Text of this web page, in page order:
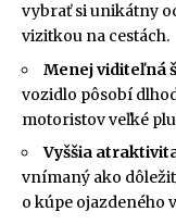
vybrať si unikátny
vizitkou na cestách.
Menej viditeľná
vozidlo pôsobí
motoristov veľké
Vyššia
vnímaný ako
o kúpe ojazdeného